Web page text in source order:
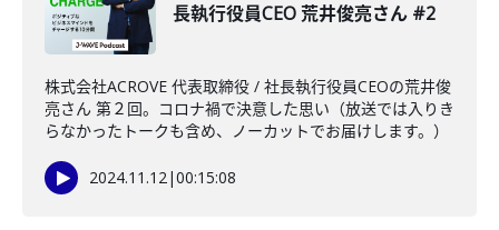
長執行役員CEO 荒井俊亮さん #2
株式会社ACROVE 代表取締役 / 社長執行役員CEOの荒井俊
亮さん 第２回。コロナ禍で決意した思い（放送では入りき
らなかったトークも含め、ノーカットでお届けします。）
2024.11.12|00:15:08